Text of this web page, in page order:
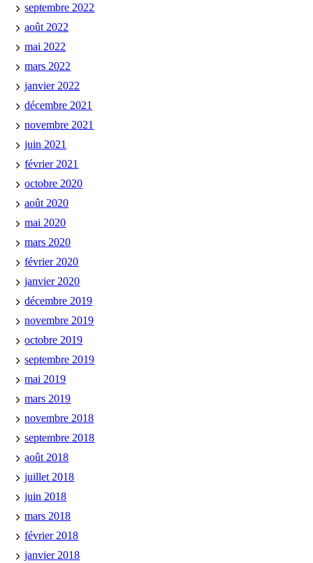
septembre 2022
août 2022
mai 2022
mars 2022
janvier 2022
décembre 2021
novembre 2021
juin 2021
février 2021
octobre 2020
août 2020
mai 2020
mars 2020
février 2020
janvier 2020
décembre 2019
novembre 2019
octobre 2019
septembre 2019
mai 2019
mars 2019
novembre 2018
septembre 2018
août 2018
juillet 2018
juin 2018
mars 2018
février 2018
janvier 2018